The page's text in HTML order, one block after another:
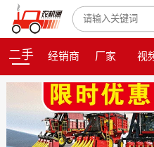
二手 经销商 厂家 视